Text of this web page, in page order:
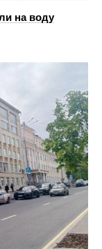
на воду